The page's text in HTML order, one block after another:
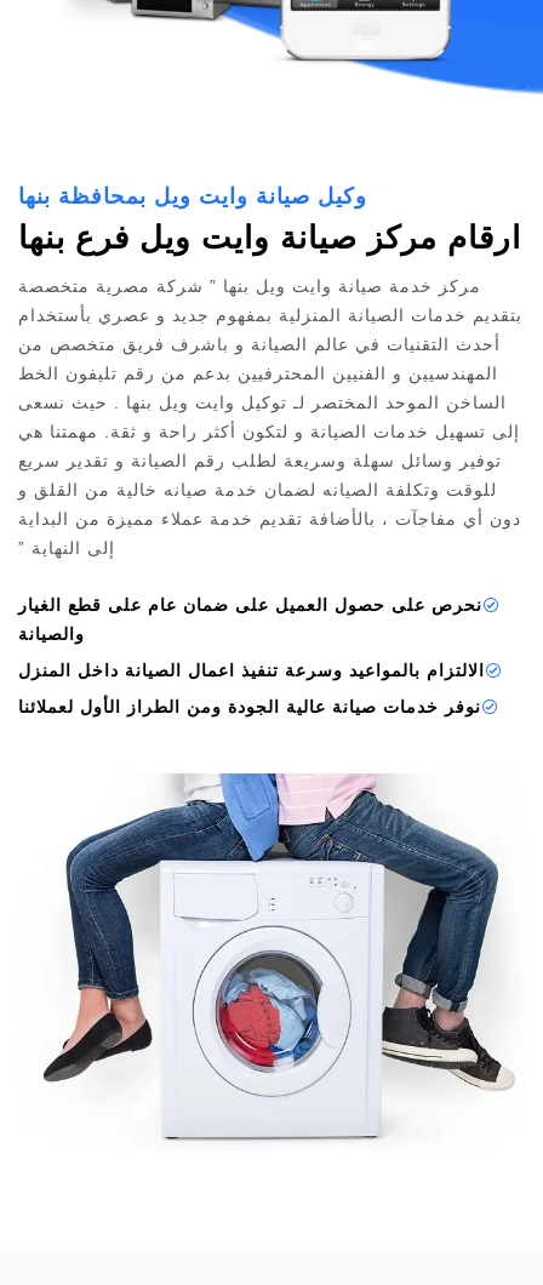
وكيل صيانة وايت ويل بمحافظة بنها
ارقام مركز صيانة وايت ويل فرع بنها
مركز خدمة صيانة وايت ويل بنها ” شركة مصرية متخصصة
بتقديم خدمات الصيانة المنزلية بمفهوم جديد و عصري بأستخدام
أحدث التقنيات في عالم الصيانة و باشرف فريق متخصص من
المهندسيين و الفنيين المحترفيين بدعم من رقم تليفون الخط
الساخن الموحد المختصر لـ توكيل وايت ويل بنها . حيث نسعى
إلى تسهيل خدمات الصيانة و لتكون أكثر راحة و ثقة. مهمتنا هي
توفير وسائل سهلة وسريعة لطلب رقم الصيانة و تقدير سريع
للوقت وتكلفة الصيانه لضمان خدمة صيانه خالية من القلق و
دون أي مفاجآت ، بالأضافة تقديم خدمة عملاء مميزة من البداية
إلى النهاية ”
نحرص على حصول العميل على ضمان عام على قطع الغيار
والصيانة
الالتزام بالمواعيد وسرعة تنفيذ اعمال الصيانة داخل المنزل
نوفر خدمات صيانة عالية الجودة ومن الطراز الأول لعملائنا